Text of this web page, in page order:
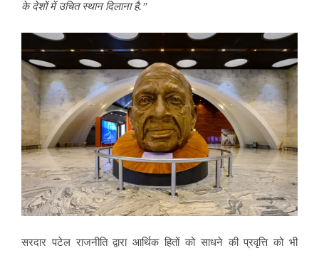
के देशों में उचित स्थान दिलाना है.”
सरदार पटेल राजनीति द्वारा आर्थिक हितों को साधने की प्रवृत्ति को भी